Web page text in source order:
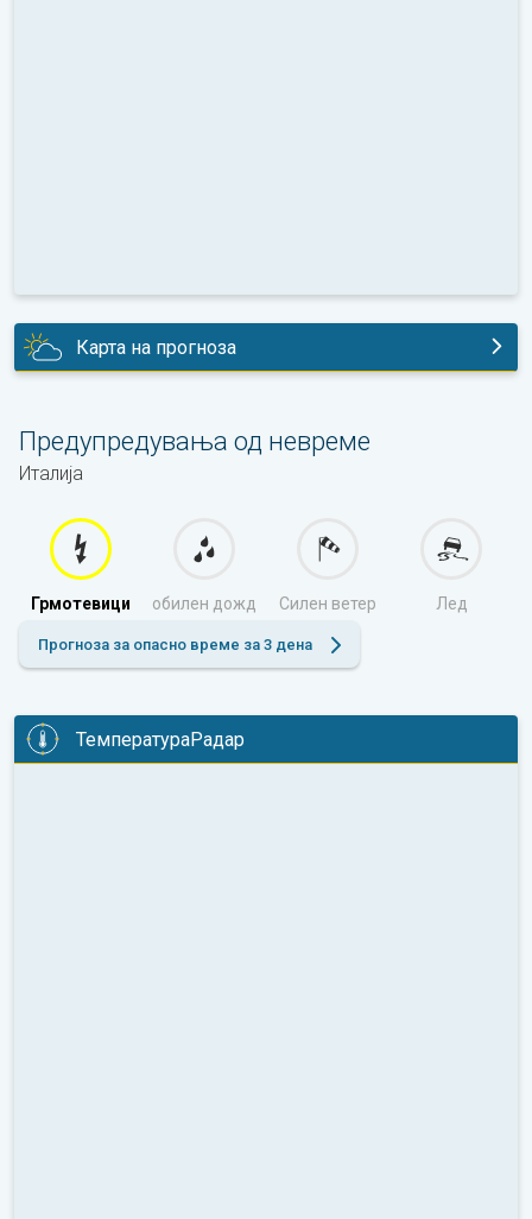
Карта на прогноза
Предупредувања од невреме
Италија
Грмотевици обилен дожд Силен ветер Лед
Прогноза за опасно време за 3 дена
ТемператураРадар